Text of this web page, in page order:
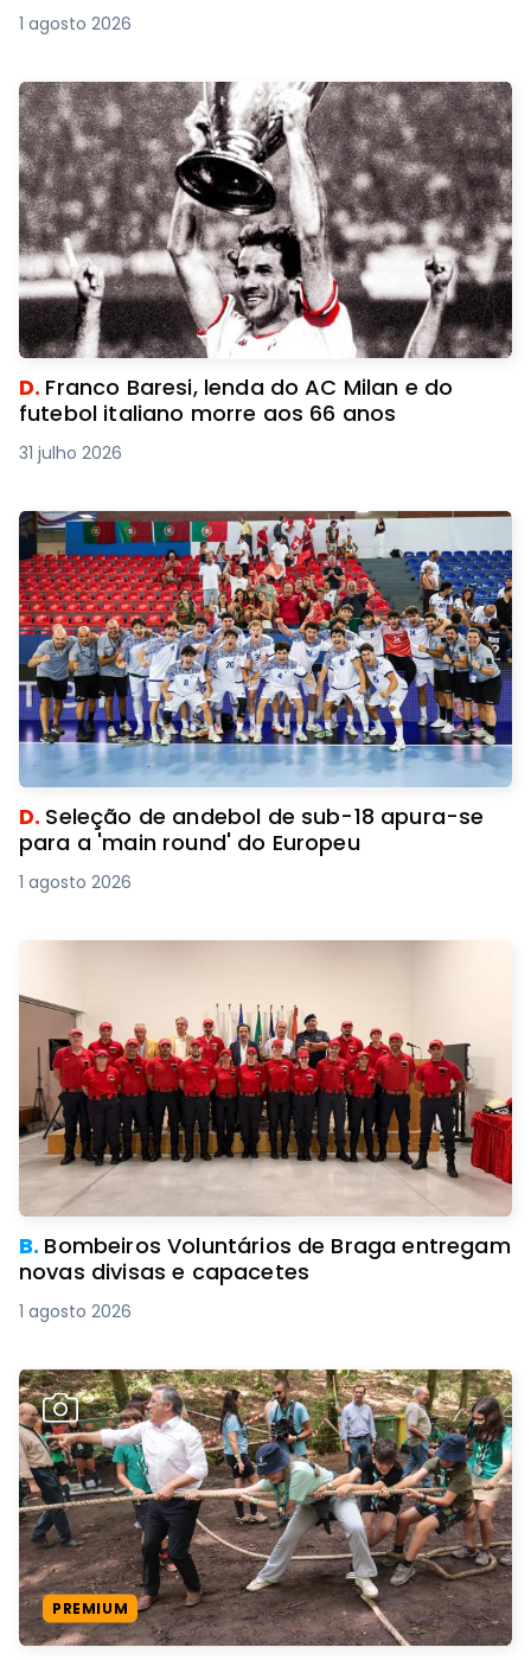
1 agosto 2026
D. Franco Baresi, lenda do AC Milan e do
futebol italiano morre aos 66 anos
31 julho 2026
D. Seleção de andebol de sub-18 apura-se
para a 'main round' do Europeu
1 agosto 2026
B. Bombeiros Voluntários de Braga entregam
novas divisas e capacetes
1 agosto 2026
PREMIUM